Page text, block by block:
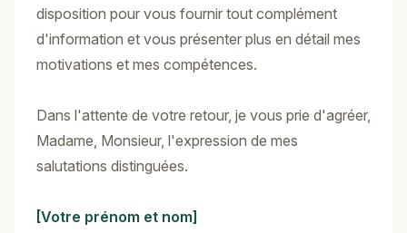
disposition pour vous fournir tout complément
d'information et vous présenter plus en détail mes
motivations et mes compétences.
Dans l'attente de votre retour, je vous prie d'agréer,
Madame, Monsieur, l'expression de mes
salutations distinguées.
[Votre prénom et nom]